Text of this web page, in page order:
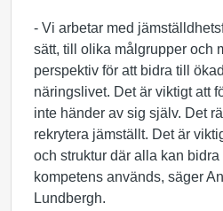
- Vi arbetar med
sätt, till olika målgrupper och
perspektiv för att bidra till
näringslivet. Det är viktigt att
inte händer av sig själv. Det
rekrytera jämställt. Det är
och struktur där alla kan
kompetens används, säger
Lundbergh.